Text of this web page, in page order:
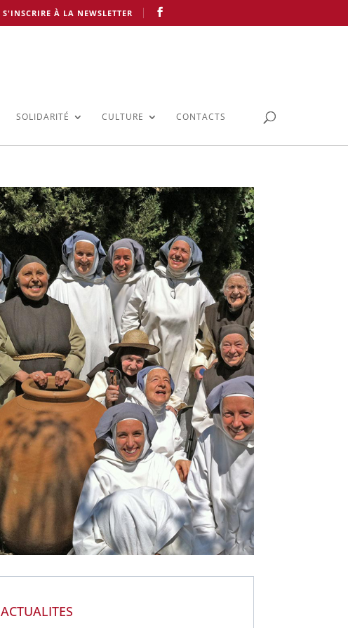
S'INSCRIRE À LA NEWSLETTER
SOLIDARITÉ CULTURE CONTACTS
ACTUALITES